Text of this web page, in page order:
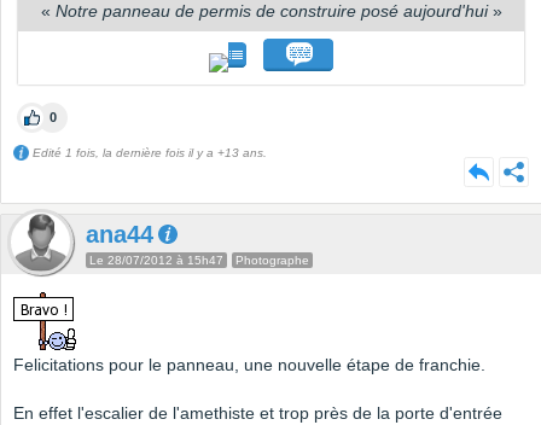
« Notre panneau de permis de construire posé aujourd'hui»
0
Edité 1 fois, la dernière fois il y a +13 ans.
ana44
Le 28/07/2012 à 15h47 Photographe
Felicitations pour le panneau, une nouvelle étape de franchie.
En effet l'escalier de l'amethiste et trop près de la porte d'entrée